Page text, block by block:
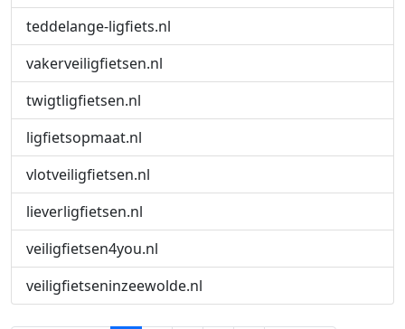
teddelange-ligfiets.nl
vakerveiligfietsen.nl
twigtligfietsen.nl
ligfietsopmaat.nl
vlotveiligfietsen.nl
lieverligfietsen.nl
veiligfietsen4you.nl
veiligfietseninzeewolde.nl